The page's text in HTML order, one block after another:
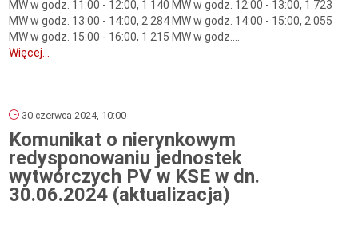
MW w godz. 11:00 - 12:00, 1 140 MW w godz. 12:00 - 13:00, 1 723
MW w godz. 13:00 - 14:00, 2 284 MW w godz. 14:00 - 15:00, 2 055
MW w godz. 15:00 - 16:00, 1 215 MW w godz....
Więcej...
30 czerwca 2024, 10:00
Komunikat o nierynkowym
redysponowaniu jednostek
wytwórczych PV w KSE w dn.
30.06.2024 (aktualizacja)